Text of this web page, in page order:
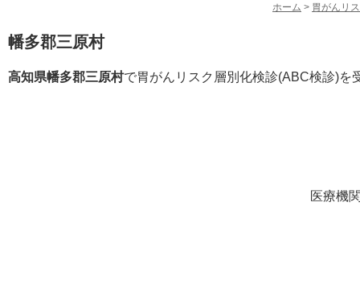
ホーム > 胃がんリ
幡多郡三原村
高知県幡多郡三原村で胃がんリスク層別化検診(ABC検診)を
医療機